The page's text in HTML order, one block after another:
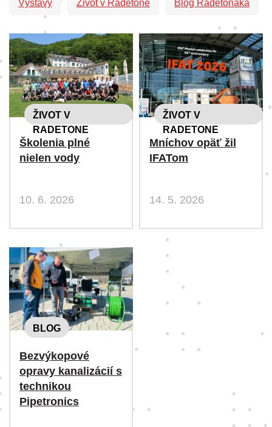
Výstavy Život v Radetone Blog Radetoňáka
ŽIVOT V
RADETONE
Školenia plné
nielen vody
10. 6. 2026
ŽIVOT V
RADETONE
Mníchov opäť žil
IFATom
14. 5. 2026
BLOG
Bezvýkopové
opravy kanalizácií s
technikou
Pipetronics